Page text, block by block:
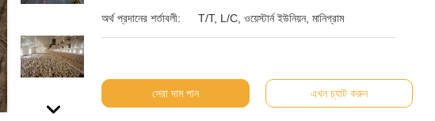
অর্থ প্রদানের শর্তাবলী: T/T, L/C, ওয়েস্টার্ন ইউনিয়ন, মানিগ্রাম
সেরা দাম পান এখন চ্যাট করুন